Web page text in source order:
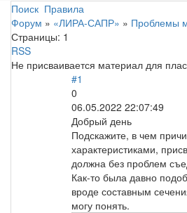
Поиск Правила
Форум » «ЛИРА-САПР» » Проблемы
Страницы: 1
RSS
Не присваивается материал для
#1
0
06.05.2022 22:07:49
Добрый день
Подскажите, в чем
характеристиками,
должна без проблем
Как-то была давно
вроде составным
могу понять.